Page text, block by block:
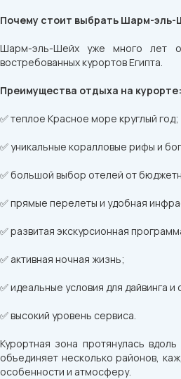
Почему стоит выбрать Шарм-
Шарм-эль-Шейх уже много лет
востребованных курортов Египта.
Преимущества отдыха на курорте:
✅ теплое Красное море круглый год;
✅ уникальные коралловые рифы и
✅ большой выбор отелей от
✅ прямые перелеты и удобная
✅ развитая экскурсионная
✅ активная ночная жизнь;
✅ идеальные условия для дайвинга и
✅ высокий уровень сервиса.
Курортная зона протянулась
объединяет несколько районов,
особенности и атмосферу.